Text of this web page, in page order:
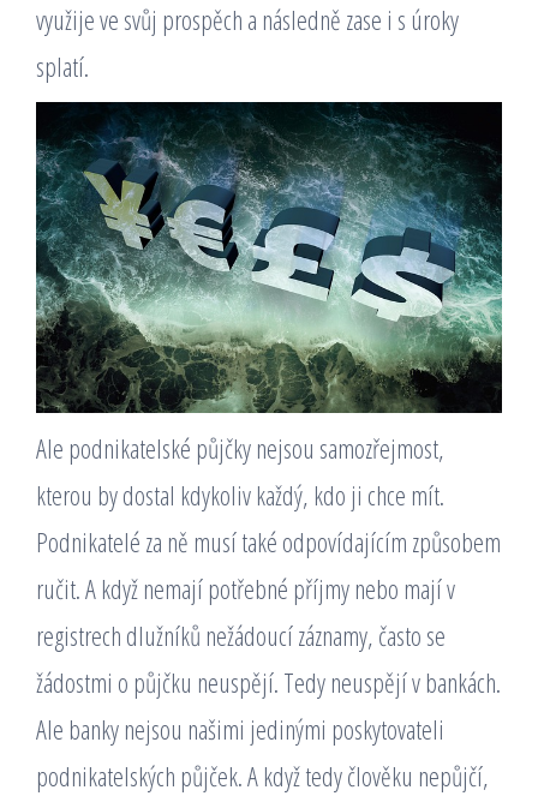
využije ve svůj prospěch a následně zase i s úroky
splatí.
Ale podnikatelské půjčky nejsou samozřejmost,
kterou by dostal kdykoliv každý, kdo ji chce mít.
Podnikatelé za ně musí také odpovídajícím způsobem
ručit. A když nemají potřebné příjmy nebo mají v
registrech dlužníků nežádoucí záznamy, často se
žádostmi o půjčku neuspějí. Tedy neuspějí v bankách.
Ale banky nejsou našimi jedinými poskytovateli
podnikatelských půjček. A když tedy člověku nepůjčí,